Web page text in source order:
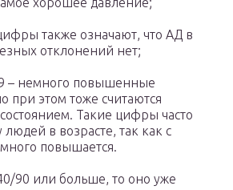
также означают, что АД в
отклонений нет;
– немного повышенные
при этом тоже считаются
Такие цифры часто
людей в возрасте, так как с
повышается.
90 или больше, то оно уже